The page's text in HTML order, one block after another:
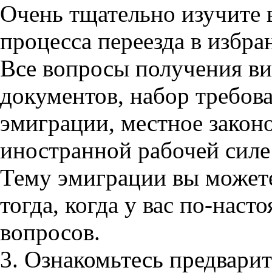
Очень тщательно
процесса переезда в
Все вопросы получения
документов, набор
эмиграции, местное
иностранной рабочей
Тему эмиграции вы
тогда, когда у вас по-
вопросов.
3. Ознакомьтесь